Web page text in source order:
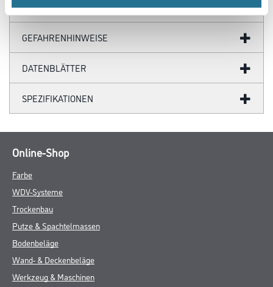
ZUSATZINFOS
GEFAHRENHINWEISE
DATENBLÄTTER
SPEZIFIKATIONEN
Online-Shop
Farbe
WDV-Systeme
Trockenbau
Putze & Spachtelmassen
Bodenbeläge
Wand- & Deckenbeläge
Werkzeug & Maschinen